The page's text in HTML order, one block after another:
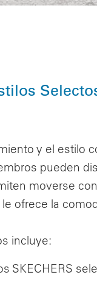
y el estilo
pueden
moverse
ofrece la
incluye:
SKECHERS